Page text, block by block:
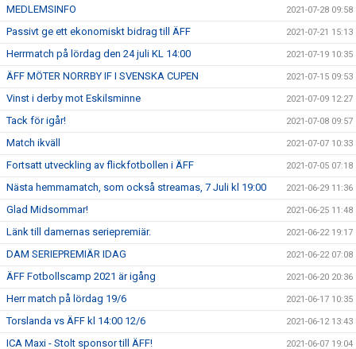
MEDLEMSINFO 2021-07-28 09:58
Passivt ge ett ekonomiskt bidrag till ÄFF 2021-07-21 15:13
Herrmatch på lördag den 24 juli KL 14:00 2021-07-19 10:35
ÄFF MÖTER NORRBY IF I SVENSKA CUPEN 2021-07-15 09:53
Vinst i derby mot Eskilsminne 2021-07-09 12:27
Tack för igår! 2021-07-08 09:57
Match ikväll 2021-07-07 10:33
Fortsatt utveckling av flickfotbollen i ÄFF 2021-07-05 07:18
Nästa hemmamatch, som också streamas, 7 Juli kl 19:00 2021-06-29 11:36
Glad Midsommar! 2021-06-25 11:48
Länk till damernas seriepremiär. 2021-06-22 19:17
DAM SERIEPREMIÄR IDAG 2021-06-22 07:08
ÄFF Fotbollscamp 2021 är igång 2021-06-20 20:36
Herr match på lördag 19/6 2021-06-17 10:35
Torslanda vs ÄFF kl 14:00 12/6 2021-06-12 13:43
ICA Maxi - Stolt sponsor till ÄFF! 2021-06-07 19:04